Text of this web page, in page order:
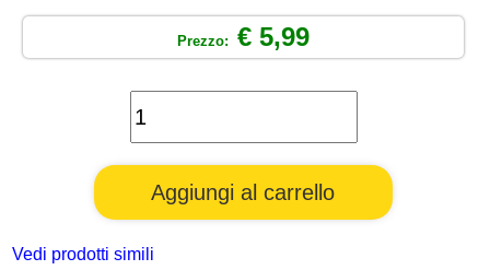
Prezzo: € 5,99
Vedi prodotti simili